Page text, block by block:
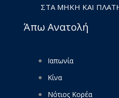
ΣΤΑ ΜΉΚΗ ΚΑΙ
Άπω Ανατολή
Ιαπωνία
Κίνα
Νότιος Κορέα